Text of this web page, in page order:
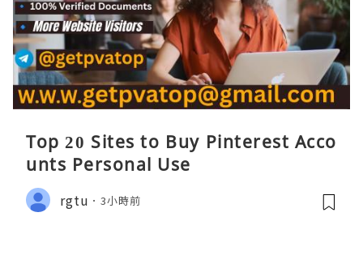
Top 20 Sites to Buy Pinterest Acco
unts Personal Use
rgtu 3小時前